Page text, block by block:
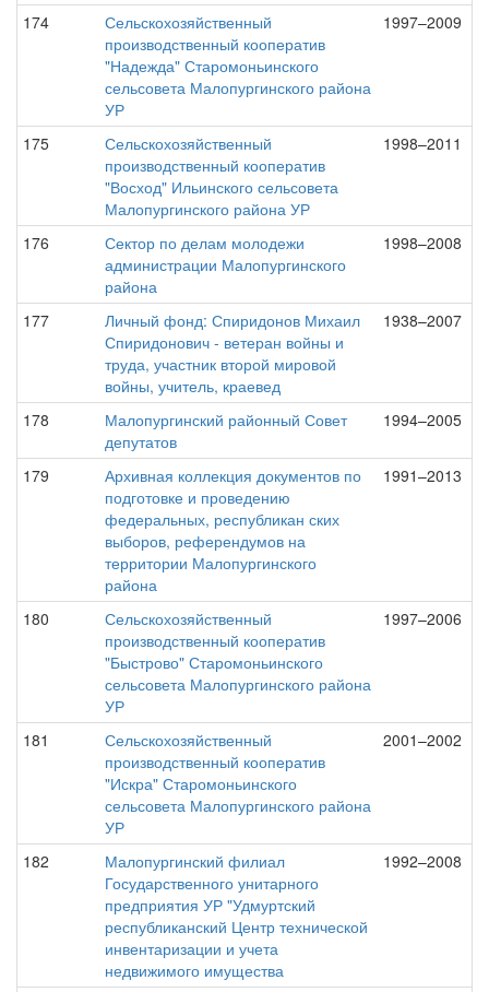
174
Сельскохозяйственный
производственный кооператив
"Надежда" Старомоньинского
сельсовета Малопургинского района
УР
1997–2009
175
Сельскохозяйственный
производственный кооператив
"Восход" Ильинского сельсовета
Малопургинского района УР
1998–2011
176
Сектор по делам молодежи
администрации Малопургинского
района
1998–2008
177
Личный фонд: Спиридонов Михаил
Спиридонович - ветеран войны и
труда, участник второй мировой
войны, учитель, краевед
1938–2007
178
Малопургинский районный Совет
депутатов
1994–2005
179
Архивная коллекция документов по
подготовке и проведению
федеральных, республикан ских
выборов, референдумов на
территории Малопургинского
района
1991–2013
180
Сельскохозяйственный
производственный кооператив
"Быстрово" Старомоньинского
сельсовета Малопургинского района
УР
1997–2006
181
Сельскохозяйственный
производственный кооператив
"Искра" Старомоньинского
сельсовета Малопургинского района
УР
2001–2002
182
Малопургинский филиал
Государственного унитарного
предприятия УР "Удмуртский
республиканский Центр технической
инвентаризации и учета
недвижимого имущества
1992–2008